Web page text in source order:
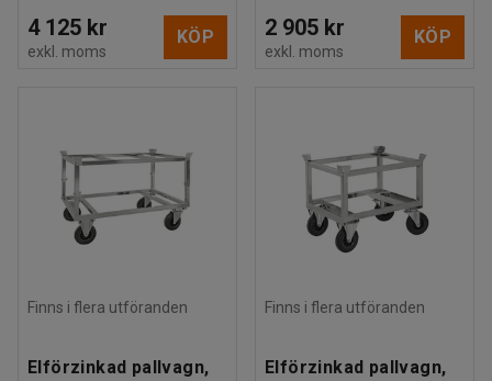
4 125 kr
exkl. moms
KÖP 2 905 kr
exkl. moms
KÖP
Finns i flera utföranden
Elförzinkad pallvagn,
Finns i flera utföranden
Elförzinkad pallvagn,